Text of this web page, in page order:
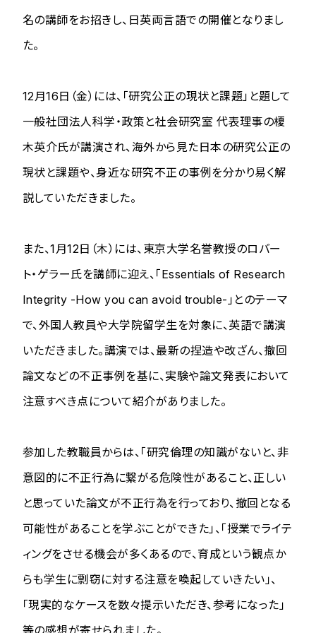
名の講師をお招きし、日英両言語での開催となりまし
た。
12月16日（金）には、「研究公正の現状と課題」と題して
一般社団法人科学・政策と社会研究室 代表理事の榎
木英介氏が講演され、海外から見た日本の研究公正の
現状と課題や、身近な研究不正の事例を分かり易く解
説していただきました。
また、1月12日（木）には、東京大学名誉教授のロバー
ト・ゲラー氏を講師に迎え、「Essentials of Research
Integrity -How you can avoid trouble-」とのテーマ
で、外国人教員や大学院留学生を対象に、英語で講演
いただきました。講演では、最新の捏造や改ざん、撤回
論文などの不正事例を基に、実験や論文発表において
注意すべき点について紹介がありました。
参加した教職員からは、「研究倫理の知識がないと、非
意図的に不正行為に繋がる危険性があること、正しい
と思っていた論文が不正行為を行っており、撤回となる
可能性があることを学ぶことができた」、「授業でライテ
ィングをさせる機会が多くあるので、育成という観点か
らも学生に剽窃に対する注意を喚起していきたい」、
「現実的なケースを数々提示いただき、参考になった」
等の感想が寄せられました。